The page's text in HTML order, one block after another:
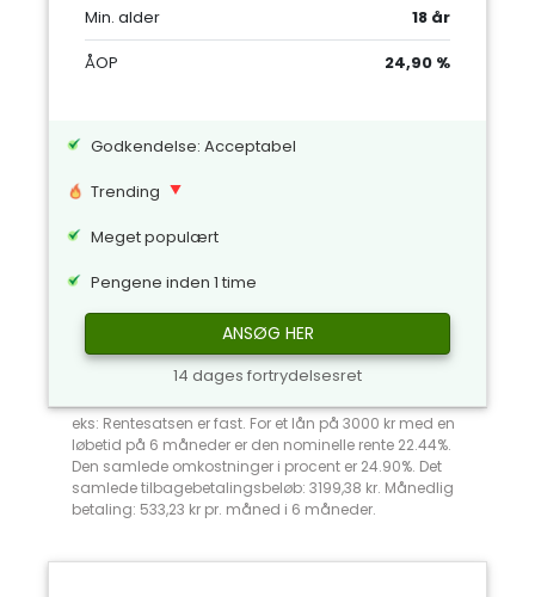
Min. alder
18 år
ÅOP
24,90 %
Godkendelse: Acceptabel
Trending
Meget populært
Pengene inden 1 time
ANSØG HER
14 dages fortrydelsesret
eks: Rentesatsen er fast. For et lån på 3000 kr med en
løbetid på 6 måneder er den nominelle rente 22.44%.
Den samlede omkostninger i procent er 24.90%. Det
samlede tilbagebetalingsbeløb: 3199,38 kr. Månedlig
betaling: 533,23 kr pr. måned i 6 måneder.